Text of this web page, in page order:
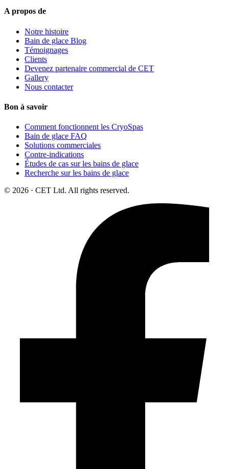
A propos de
Notre histoire
Bain de glace Blog
Témoignages
Clients
Devenez partenaire commercial de CET
Gallery
Nous contacter
Bon à savoir
Comment fonctionnent les CryoSpas
Bain de glace FAQ
Solutions commerciales
Contre-indications
Études de cas sur les bains de glace
Recherche sur les bains de glace
© 2026 · CET Ltd. All rights reserved.